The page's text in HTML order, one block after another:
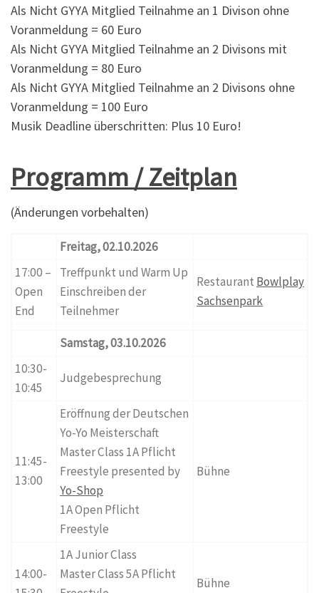
Als Nicht GYYA Mitglied Teilnahme an 1 Divison ohne
Voranmeldung = 60 Euro
Als Nicht GYYA Mitglied Teilnahme an 2 Divisons mit
Voranmeldung = 80 Euro
Als Nicht GYYA Mitglied Teilnahme an 2 Divisons ohne
Voranmeldung = 100 Euro
Musik Deadline überschritten: Plus 10 Euro!
Programm / Zeitplan
(Änderungen vorbehalten)
Freitag, 02.10.2026
17:00 –
Open
End
Treffpunkt und Warm Up
Einschreiben der
Teilnehmer
Restaurant Bowlplay
Sachsenpark
Samstag, 03.10.2026
10:30-
10:45
Judgebesprechung
11:45-
13:00
Eröffnung der Deutschen
Yo-Yo Meisterschaft
Master Class 1A Pflicht
Freestyle presented by
Yo-Shop
1A Open Pflicht
Freestyle
Bühne
14:00-
1A Junior Class
Master Class 5A Pflicht
Bühne